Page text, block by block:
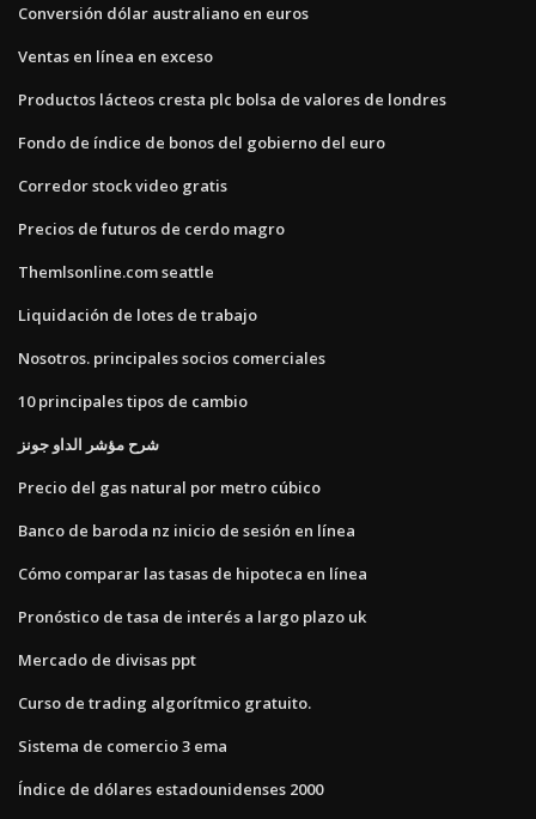
Conversión dólar australiano en euros
Ventas en línea en exceso
Productos lácteos cresta plc bolsa de valores de londres
Fondo de índice de bonos del gobierno del euro
Corredor stock video gratis
Precios de futuros de cerdo magro
Themlsonline.com seattle
Liquidación de lotes de trabajo
Nosotros. principales socios comerciales
10 principales tipos de cambio
شرح مؤشر الداو جونز
Precio del gas natural por metro cúbico
Banco de baroda nz inicio de sesión en línea
Cómo comparar las tasas de hipoteca en línea
Pronóstico de tasa de interés a largo plazo uk
Mercado de divisas ppt
Curso de trading algorítmico gratuito.
Sistema de comercio 3 ema
Índice de dólares estadounidenses 2000